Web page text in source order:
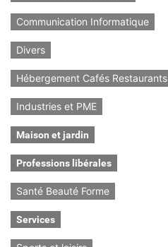
Communication Informatique
Divers
Hébergement Cafés Restaurants
Industries et PME
Maison et jardin
Professions libérales
Santé Beauté Forme
Services